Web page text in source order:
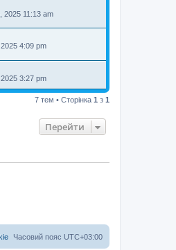
2025 11:13 am
2025 4:09 pm
2025 3:27 pm
7 тем • Сторінка 1 з 1
Перейти
Часовий пояс UTC+03:00